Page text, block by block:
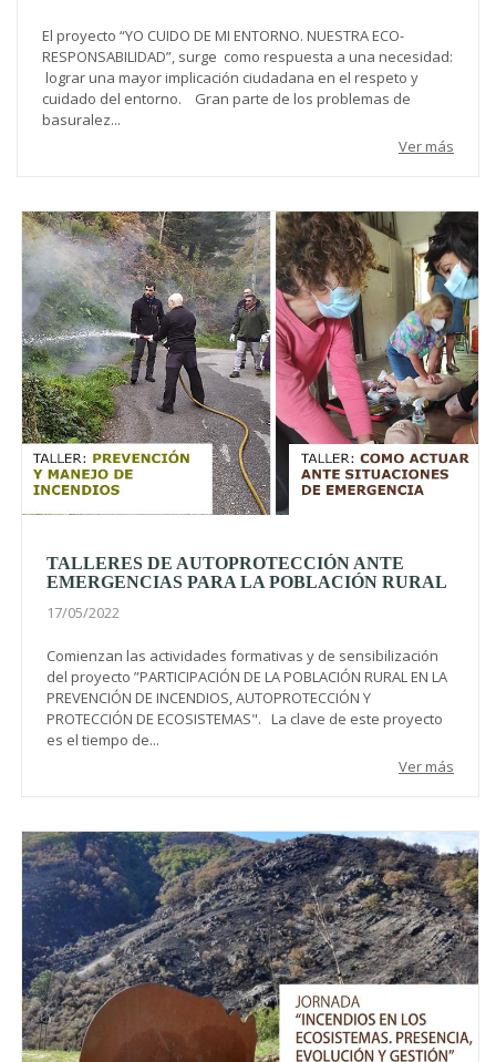
El proyecto “YO CUIDO DE MI ENTORNO. NUESTRA ECO-
RESPONSABILIDAD”, surge como respuesta a una necesidad:
lograr una mayor implicación ciudadana en el respeto y
cuidado del entorno. Gran parte de los problemas de
basuralez...
Ver más
TALLERES DE AUTOPROTECCIÓN ANTE
EMERGENCIAS PARA LA POBLACIÓN RURAL
17/05/2022
Comienzan las actividades formativas y de sensibilización
del proyecto ”PARTICIPACIÓN DE LA POBLACIÓN RURAL EN LA
PREVENCIÓN DE INCENDIOS, AUTOPROTECCIÓN Y
PROTECCIÓN DE ECOSISTEMAS". La clave de este proyecto
es el tiempo de...
Ver más